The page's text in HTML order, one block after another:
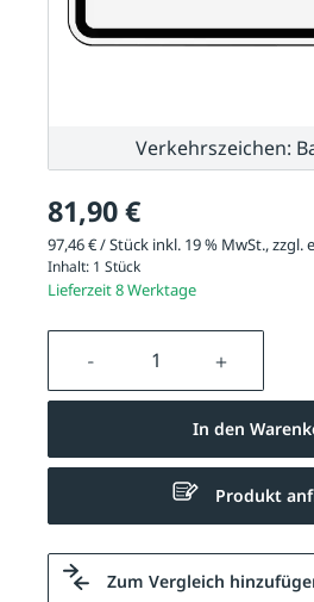
81,90 €
97,46 € / Stück inkl. 19 % MwSt., zzgl.
Inhalt: 1 Stück
Lieferzeit 8 Werktage
Produkt Anzahl: Gib
In den
Produkt
Zum Vergleich
Verkehrszeichen: